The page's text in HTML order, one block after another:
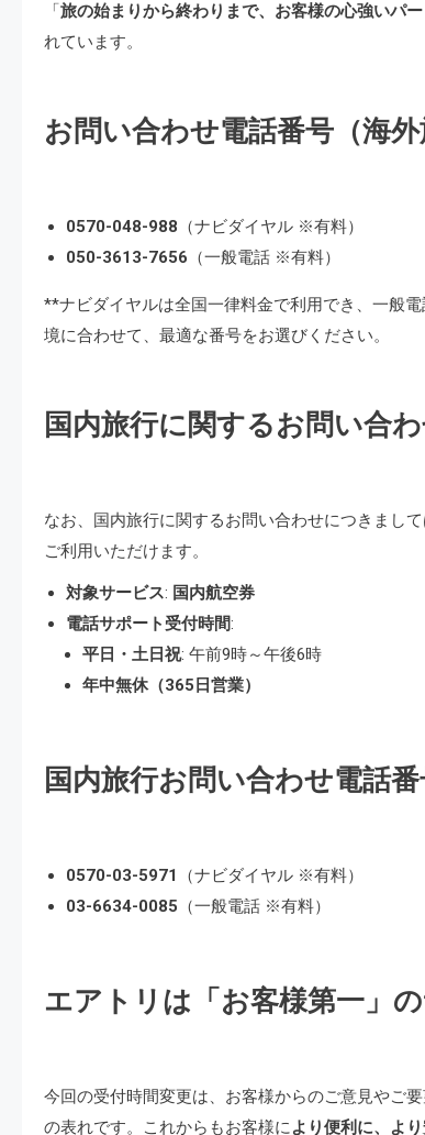
「旅の始まりから終わりまで、お客様の心強いパ
れています。
お問い合わせ電話番号（海外
0570-048-988 （ナビダイヤル ※有料）
050-3613-7656 （一般電話 ※有料）
**ナビダイヤルは全国一律料金で利用でき、一般
境に合わせて、最適な番号をお選びください。
国内旅行に関するお問い合
なお、国内旅行に関するお問い合わせにつきまし
ご利用いただけます。
対象サービス: 国内航空券
電話サポート受付時間:
平日・土日祝: 午前9時～午後6時
年中無休（365日営業）
国内旅行お問い合わせ電話
0570-03-5971
（ナビダイヤル ※有料）
03-6634-0085 （一般電話 ※有料）
エアトリは「お客様第一」
今回の受付時間変更は、お客様からのご意見やご要
の表れです。これからもお客様により便利に、よ